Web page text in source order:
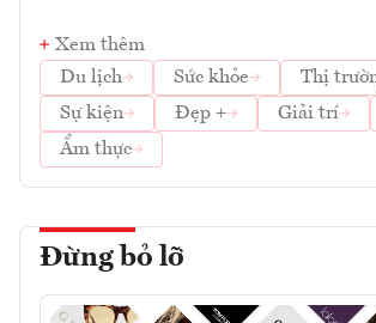
Xem thêm
Du lịch
Sức khỏe
Thị
Sự kiện
Đẹp + Giải trí
Ẩm thực
Đừng bỏ lỡ